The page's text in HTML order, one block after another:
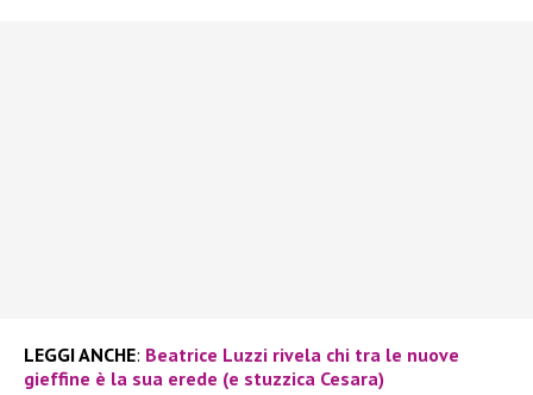
LEGGI ANCHE: Beatrice Luzzi rivela chi tra le nuove
gieffine è la sua erede (e stuzzica Cesara)